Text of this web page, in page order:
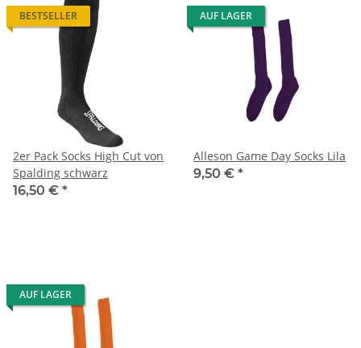
BESTSELLER
2er Pack Socks High Cut von
Spalding schwarz
16,50 € *
AUF LAGER
Alleson Game Day Socks Lila
9,50 € *
AUF LAGER